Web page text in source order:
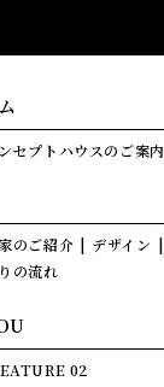
セプトハウスのご案内
のご紹介 デザイン
の流れ
02